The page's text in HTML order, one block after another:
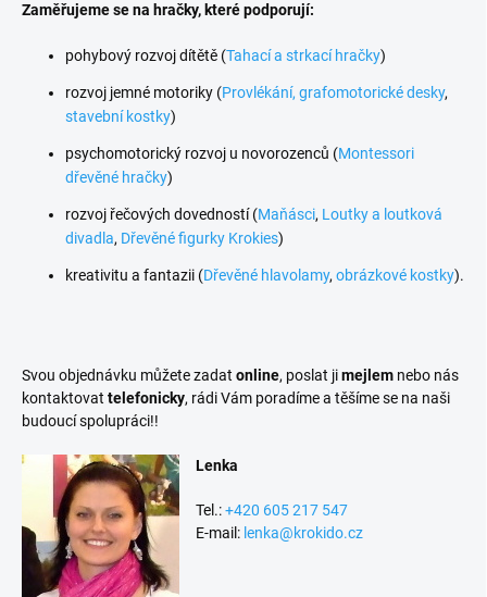
Zaměřujeme se na hračky, které podporují:
pohybový rozvoj dítětě (Tahací a strkací hračky)
rozvoj jemné motoriky (Provlékání, grafomotorické desky,
stavební kostky)
psychomotorický rozvoj u novorozenců (Montessori
dřevěné hračky)
rozvoj řečových dovedností (Maňásci, Loutky a loutková
divadla, Dřevěné figurky Krokies)
kreativitu a fantazii (Dřevěné hlavolamy, obrázkové kostky).
Svou objednávku můžete zadat online, poslat jimejlem nebo nás
kontaktovat telefonicky, rádi Vám poradíme a těšíme se na naši
budoucí spolupráci!!
Lenka
Tel.:+420 605 217 547
E-mail: lenka@krokido.cz